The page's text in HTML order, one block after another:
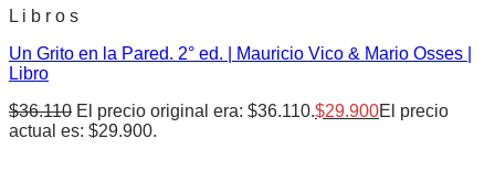
L i b r o s
Un Grito en la Pared. 2° ed. | Mauricio Vico & Mario Osses |
Libro
$36.110 El precio original era: $36.110.$29.900El precio
actual es: $29.900.